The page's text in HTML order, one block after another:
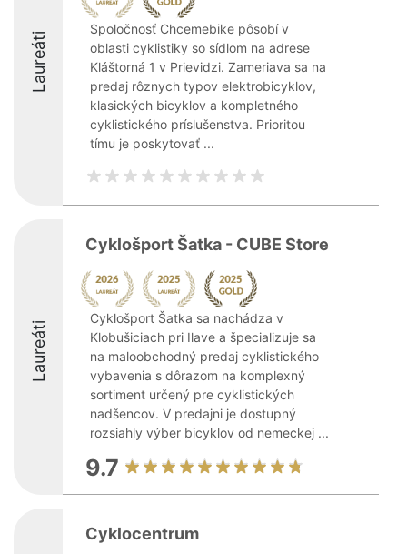
Laureáti
Spoločnosť Chcemebike pôsobí v
oblasti cyklistiky so sídlom na adrese
Kláštorná 1 v Prievidzi. Zameriava sa na
predaj rôznych typov elektrobicyklov,
klasických bicyklov a kompletného
cyklistického príslušenstva. Prioritou
tímu je poskytovať ...
Laureáti
Cyklošport Šatka - CUBE Store
Cyklošport Šatka sa nachádza v
Klobušiciach pri Ilave a špecializuje sa
na maloobchodný predaj cyklistického
vybavenia s dôrazom na komplexný
sortiment určený pre cyklistických
nadšencov. V predajni je dostupný
rozsiahly výber bicyklov od nemeckej ...
9.7
Cyklocentrum